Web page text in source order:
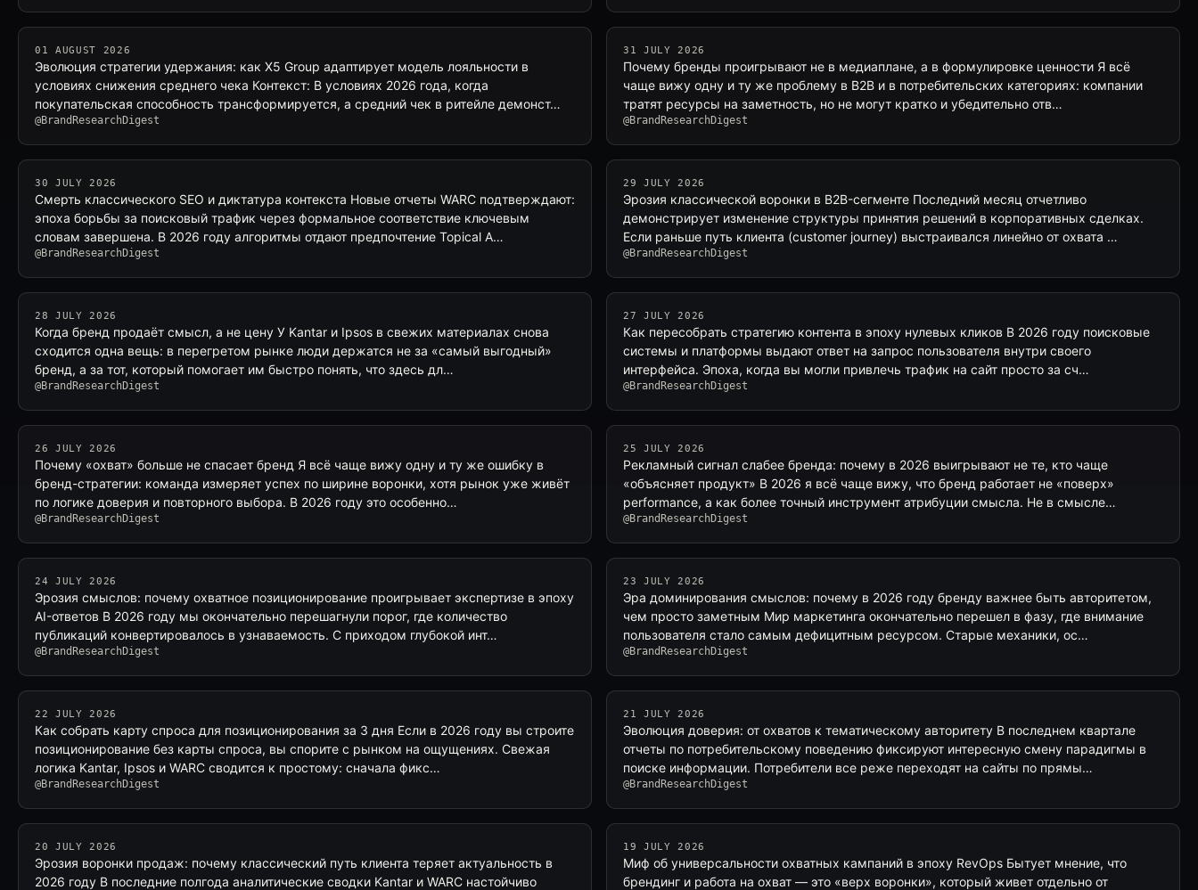
01 AUGUST 2026
Эволюция стратегии удержания: как X5 Group адаптирует модель лояльности в
условиях снижения среднего чека Контекст: В условиях 2026 года, когда
покупательская способность трансформируется, а средний чек в ритейле демонст…
@BrandResearchDigest
31 JULY 2026
Почему бренды проигрывают не в медиаплане, а в формулировке ценности Я всё
чаще вижу одну и ту же проблему в B2B и в потребительских категориях: компании
тратят ресурсы на заметность, но не могут кратко и убедительно отв…
@BrandResearchDigest
30 JULY 2026
Смерть классического SEO и диктатура контекста Новые отчеты WARC подтверждают:
эпоха борьбы за поисковый трафик через формальное соответствие ключевым
словам завершена. В 2026 году алгоритмы отдают предпочтение Topical A…
@BrandResearchDigest
29 JULY 2026
Эрозия классической воронки в B2B-сегменте Последний месяц отчетливо
демонстрирует изменение структуры принятия решений в корпоративных сделках.
Если раньше путь клиента (customer journey) выстраивался линейно от охвата …
@BrandResearchDigest
28 JULY 2026
Когда бренд продаёт смысл, а не цену У Kantar и Ipsos в свежих материалах снова
сходится одна вещь: в перегретом рынке люди держатся не за «самый выгодный»
бренд, а за тот, который помогает им быстро понять, что здесь дл…
@BrandResearchDigest
27 JULY 2026
Как пересобрать стратегию контента в эпоху нулевых кликов В 2026 году поисковые
системы и платформы выдают ответ на запрос пользователя внутри своего
интерфейса. Эпоха, когда вы могли привлечь трафик на сайт просто за сч…
@BrandResearchDigest
26 JULY 2026
Почему «охват» больше не спасает бренд Я всё чаще вижу одну и ту же ошибку в
бренд-стратегии: команда измеряет успех по ширине воронки, хотя рынок уже живёт
по логике доверия и повторного выбора. В 2026 году это особенно…
@BrandResearchDigest
25 JULY 2026
Рекламный сигнал слабее бренда: почему в 2026 выигрывают не те, кто чаще
«объясняет продукт» В 2026 я всё чаще вижу, что бренд работает не «поверх»
performance, а как более точный инструмент атрибуции смысла. Не в смысле…
@BrandResearchDigest
24 JULY 2026
Эрозия смыслов: почему охватное позиционирование проигрывает экспертизе в эпоху
AI-ответов В 2026 году мы окончательно перешагнули порог, где количество
публикаций конвертировалось в узнаваемость. С приходом глубокой инт…
@BrandResearchDigest
23 JULY 2026
Эра доминирования смыслов: почему в 2026 году бренду важнее быть авторитетом,
чем просто заметным Мир маркетинга окончательно перешел в фазу, где внимание
пользователя стало самым дефицитным ресурсом. Старые механики, ос…
@BrandResearchDigest
22 JULY 2026
Как собрать карту спроса для позиционирования за 3 дня Если в 2026 году вы строите
позиционирование без карты спроса, вы спорите с рынком на ощущениях. Свежая
логика Kantar, Ipsos и WARC сводится к простому: сначала фикс…
@BrandResearchDigest
21 JULY 2026
Эволюция доверия: от охватов к тематическому авторитету В последнем квартале
отчеты по потребительскому поведению фиксируют интересную смену парадигмы в
поиске информации. Потребители все реже переходят на сайты по прямы…
@BrandResearchDigest
20 JULY 2026
Эрозия воронки продаж: почему классический путь клиента теряет актуальность в
2026 году В последние полгода аналитические сводки Kantar и WARC настойчиво
19 JULY 2026
Миф об универсальности охватных кампаний в эпоху RevOps Бытует мнение, что
брендинг и работа на охват — это «верх воронки», который живет отдельно от